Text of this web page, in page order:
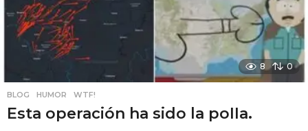
8 0
BLOG ,HUMOR ,WTF!
Esta operación ha sido la poIIa.